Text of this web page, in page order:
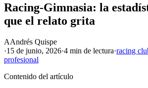
Racing-Gimnasia: la
que el relato grita
AAndrés Quispe
·15 de junio, 2026·4 min de lectura·racing
profesional
Contenido del artículo